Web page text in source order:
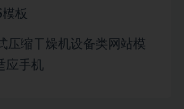
板
压缩干燥机设备类网站模
手机